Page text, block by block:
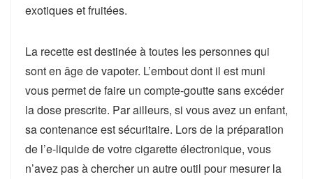
exotiques et fruitées.
La recette est destinée à toutes les personnes qui
sont en âge de vapoter. L’embout dont il est muni
vous permet de faire un compte-goutte sans excéder
la dose prescrite. Par ailleurs, si vous avez un enfant,
sa contenance est sécuritaire. Lors de la préparation
de l’e-liquide de votre cigarette électronique, vous
n’avez pas à chercher un autre outil pour mesurer la